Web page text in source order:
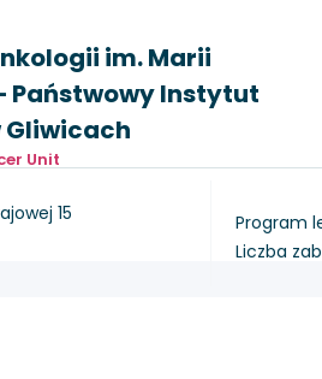
im. Marii
Państwowy Instytut
Gliwicach
Unit
15 Program
Liczba